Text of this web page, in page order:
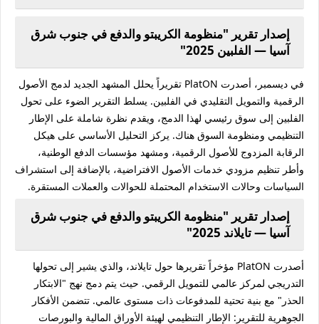
إصدار تقرير "منظومة الكريبتو والدفع في جنوب شرق
آسيا — الفلبين 2025"
في ديسمبر، أصدرت PlatON تقريراً يحلل المشهد الجديد لدمج الأصول
الرقمية والتمويل التقليدي في الفلبين. يسلط التقرير الضوء على تحول
الفلبين إلى سوق رئيسي لهذا الدمج، ويقدم نظرة شاملة على الإطار
التنظيمي ومنظومة السوق هناك. يركز التحليل الأساسي على هيكل
الرقابة المزدوج للأصول الرقمية، ومشهد مؤسسات الدفع الوطنية،
وأطر تنظيم مزودي خدمات الأصول الافتراضية، بالإضافة إلى استشراف
السياسات وحالات الاستخدام المحتملة للحوالات والعملات المستقرة.
إصدار تقرير "منظومة الكريبتو والدفع في جنوب شرق
آسيا — تايلاند 2025"
أصدرت PlatON مؤخراً تقريرها حول تايلاند، والذي يشير إلى تحولها
التدريجي لمركز عالمي للتمويل الرقمي. حيث يتم دمج نهج "الابتكار
الحذر" مع بنية تحتية للمدفوعات ذات مستوى عالمي. تتضمن الأفكار
الجوهرية للتقرير: الإطار التنظيمي لهيئة الأوراق المالية والبورصات